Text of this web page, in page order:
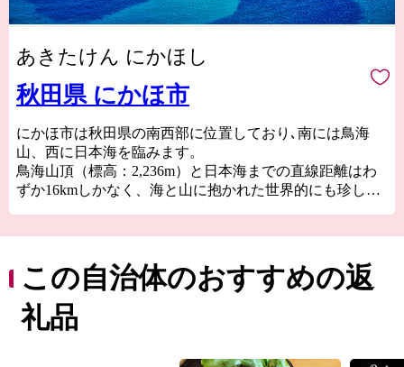
あきたけん にかほし
秋田県 にかほ市
にかほ市は秋田県の南西部に位置しており､南には鳥海
山、西に日本海を臨みます。
鳥海山頂（標高：2,236m）と日本海までの直線距離はわ
ずか16kmしかなく、海と山に抱かれた世界的にも珍しい
お届けします。
この自治体のおすすめの返
礼品